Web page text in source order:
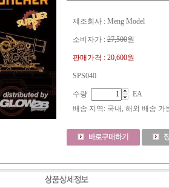
제조회사 : Meng Model
소비자가 : 27,500원
판매가격 : 20,600원
SPS040
수량
EA
배송 지역 : 국내, 해외 배송 가